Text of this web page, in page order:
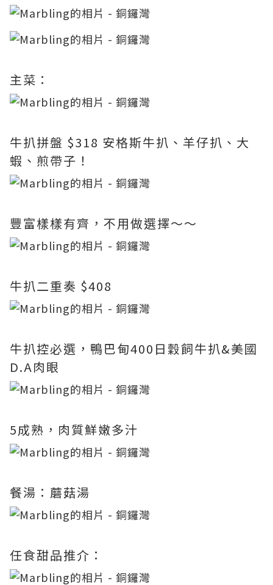
主菜：
牛扒拼盤 $318 安格斯牛扒、羊仔扒、大
蝦、煎帶子！
豐富樣樣有齊，不用做選擇～～
牛扒二重奏 $408
牛扒控必選，鴨巴甸400日穀飼牛扒&美國
D.A肉眼
5成熟，肉質鮮嫩多汁
餐湯：蘑菇湯
任食甜品推介：